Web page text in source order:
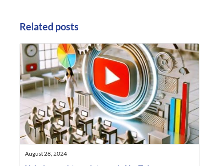
Related posts
August 28, 2024